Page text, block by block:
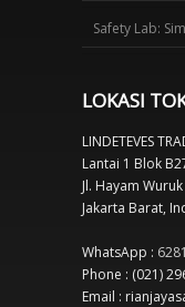
Safety Lab:
LOKASI
LINDETEVES
Lantai 1 Blok
Jl. Hayam
Jakarta Barat,
WhatsApp :
Phone : (021)
Email :